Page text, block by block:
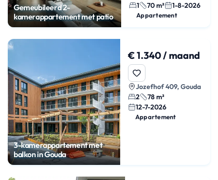
Gemeubileerd 2-
kamerappartement met patio
1
70 m² 1-8-2026
Appartement
3-kamerappartement met
balkon in Gouda
€ 1.340 / maand
Jozefhof 409, Gouda
2
78 m²
12-7-2026
Appartement